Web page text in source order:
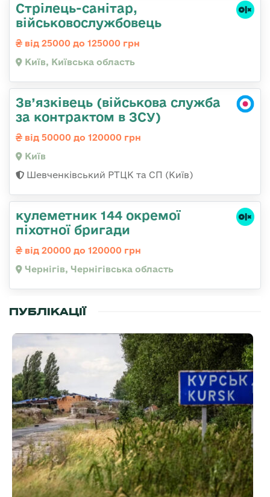
Стрілець-санітар,
військовослужбовець
від 25000 до 125000 грн
Київ, Київська область
Зв’язківець (військова служба
за контрактом в ЗСУ)
від 50000 до 120000 грн
Київ
Шевченківський РТЦК та СП (Київ)
кулеметник 144 окремої
піхотної бригади
від 20000 до 120000 грн
Чернігів, Чернігівська область
ПУБЛІКАЦІЇ